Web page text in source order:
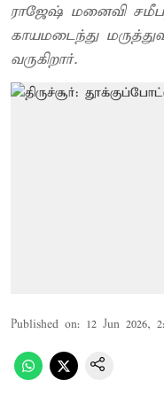
ராஜேஷ் மனைவி
காயமடைந்து
வருகிறார்.
Published on: 12 Jun 2026,